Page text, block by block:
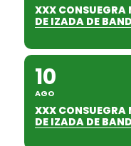
XXX
DE IZADA DE
10
AGO
XXX
DE IZADA DE